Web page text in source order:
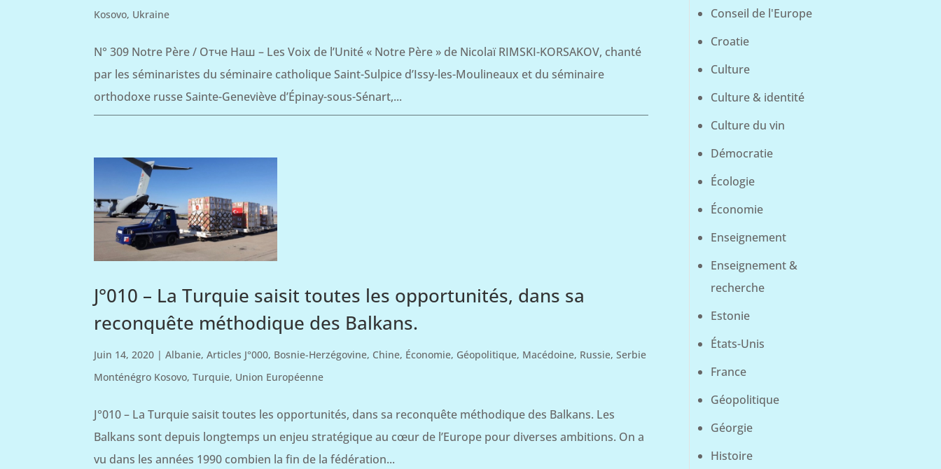
Kosovo, Ukraine
N° 309 Notre Père / Отче Наш – Les Voix de l’Unité « Notre Père » de Nicolaï RIMSKI-KORSAKOV, chanté
par les séminaristes du séminaire catholique Saint-Sulpice d’Issy-les-Moulineaux et du séminaire
orthodoxe russe Sainte-Geneviève d’Épinay-sous-Sénart,...
J°010 – La Turquie saisit toutes les opportunités, dans sa
reconquête méthodique des Balkans.
Juin 14, 2020 |Albanie,Articles J°000, Bosnie-Herzégovine, Chine, Économie, Géopolitique, Macédoine, Russie,Serbie
Monténégro Kosovo,Turquie, Union Européenne
J°010 – La Turquie saisit toutes les opportunités, dans sa reconquête méthodique des Balkans. Les
Balkans sont depuis longtemps un enjeu stratégique au cœur de l’Europe pour diverses ambitions. On a
vu dans les années 1990 combien la fin de la fédération...
Conseil de l'Europe
Croatie
Culture
Culture & identité
Culture du vin
Démocratie
Écologie
Économie
Enseignement
Enseignement &
recherche
Estonie
États-Unis
France
Géopolitique
Géorgie
Histoire